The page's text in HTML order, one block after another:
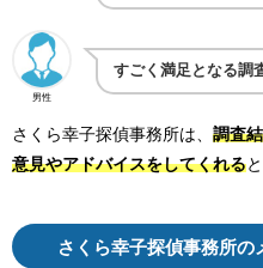
男性
すごく満足となる調
さくら幸子探偵事務所は、 調査
意見やアドバイスをしてくれる
さくら幸子探偵事務所の